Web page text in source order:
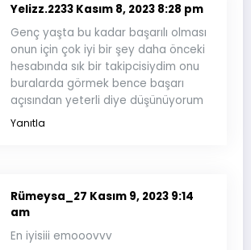
Yelizz.2233 Kasım 8, 2023 8:28 pm
Genç yaşta bu kadar başarılı olması
onun için çok iyi bir şey daha önceki
hesabında sık bir takipcisiydim onu
buralarda görmek bence başarı
açısından yeterli diye düşünüyorum
Yanıtla
Rümeysa_27 Kasım 9, 2023 9:14
am
En iyisiii emooovvv